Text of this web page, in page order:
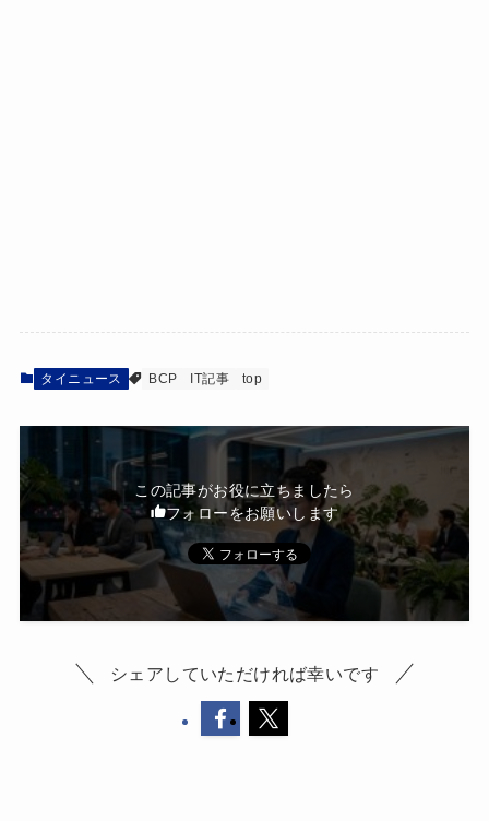
タイニュース BCP IT記事 top
この記事がお役に立ちましたら
フォローをお願いします
シェアしていただければ幸いです